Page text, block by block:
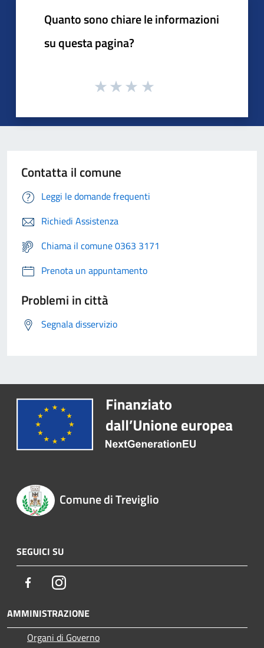
Quanto sono chiare le informazioni
su questa pagina?
Contatta il comune
Leggi le domande frequenti
Richiedi Assistenza
Chiama il comune 0363 3171
Prenota un appuntamento
Problemi in città
Segnala disservizio
Comune di Treviglio
SEGUICI SU
FacebookInstagram
AMMINISTRAZIONE
Organi di Governo